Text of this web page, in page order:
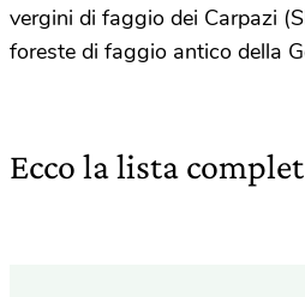
vergini di faggio dei Carpazi
foreste di faggio antico della
Ecco la lista